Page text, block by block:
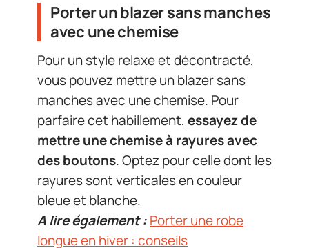
Porter un blazer sans manches
avec une chemise
Pour un style relaxe et décontracté,
vous pouvez mettre un blazer sans
manches avec une chemise. Pour
parfaire cet habillement, essayez de
mettre une chemise à rayures avec
des boutons. Optez pour celle dont les
rayures sont verticales en couleur
bleue et blanche.
A lire également :Porter une robe
longue en hiver : conseils